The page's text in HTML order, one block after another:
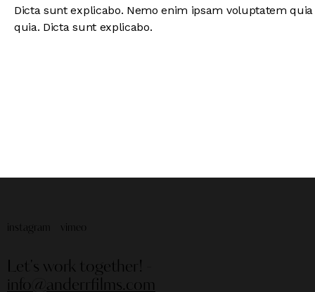
Dicta sunt explicabo. Nemo enim ipsam voluptatem
quia. Dicta sunt explicabo.
instagram vimeo
Let's work together!
info@anderrfilms.com